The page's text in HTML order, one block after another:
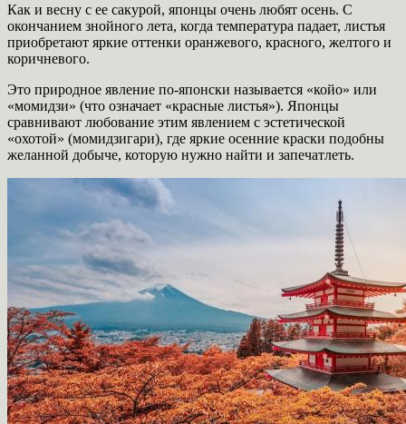
Как и весну с ее сакурой, японцы очень любят осень. С
окончанием знойного лета, когда температура падает, листья
приобретают яркие оттенки оранжевого, красного, желтого и
коричневого.
Это природное явление по-японски называется «койо» или
«момидзи» (что означает «красные листья»). Японцы
сравнивают любование этим явлением с эстетической
«охотой» (момидзигари), где яркие осенние краски подобны
желанной добыче, которую нужно найти и запечатлеть.